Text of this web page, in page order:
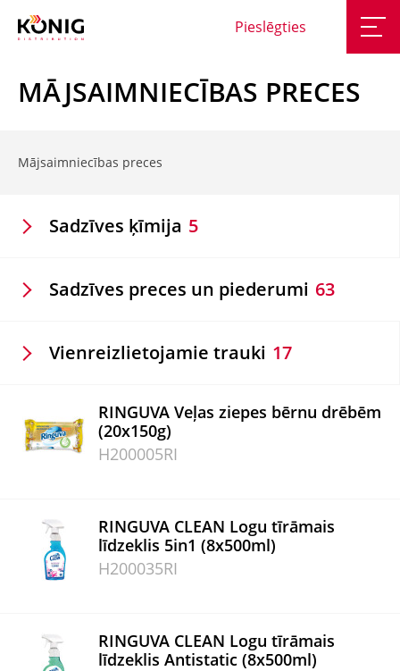
Pieslēgties
MĀJSAIMNIECĪBAS PRECES
Mājsaimniecības preces
Sadzīves ķīmija 5
Sadzīves preces un piederumi 63
Vienreizlietojamie trauki 17
RINGUVA Veļas ziepes bērnu drēbēm
(20x150g)
H200005RI
RINGUVA CLEAN Logu tīrāmais
līdzeklis 5in1 (8x500ml)
H200035RI
RINGUVA CLEAN Logu tīrāmais
līdzeklis Antistatic (8x500ml)